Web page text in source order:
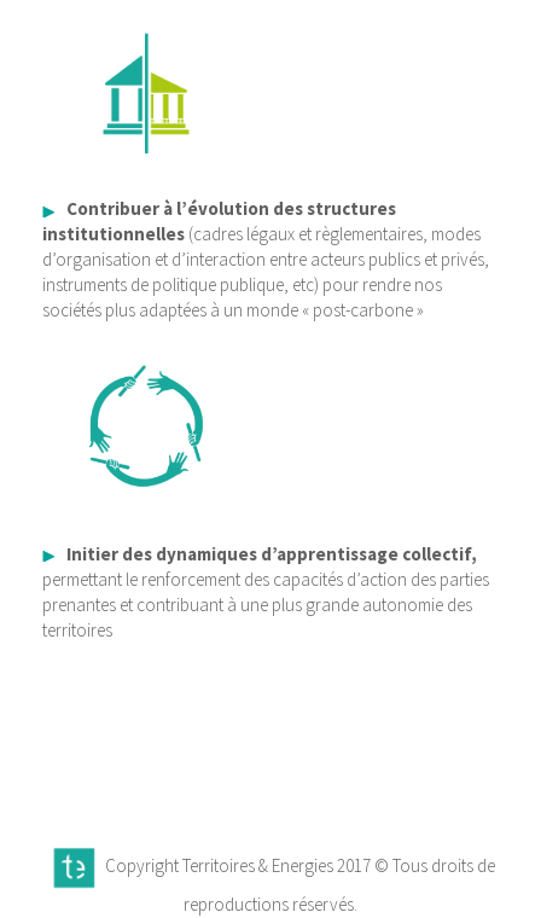
Contribuer à l’évolution des structures
institutionnelles (cadres légaux et règlementaires, modes
d’organisation et d’interaction entre acteurs publics et privés,
instruments de politique publique, etc) pour rendre nos
sociétés plus adaptées à un monde « post-carbone »
Initier des dynamiques d’apprentissage collectif,
permettant le renforcement des capacités d’action des parties
prenantes et contribuant à une plus grande autonomie des
territoires
Copyright Territoires & Energies 2017 © Tous droits de
reproductions réservés.